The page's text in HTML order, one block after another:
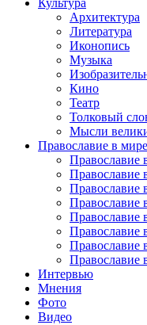
Культура
Архитектура
Литература
Иконопись
Музыка
Кино
Театр
Толковый
Мысли
Православие в мире
Православие
Православие
Православие
Православие
Православие
Православие
Православие
Православие
Интервью
Мнения
Фото
Видео